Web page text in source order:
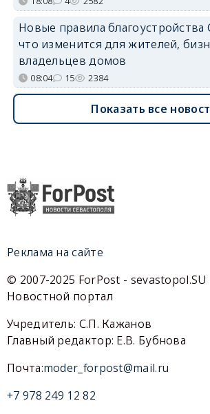
Новые правила благоустройства
что изменится для жителей,
владельцев домов
08:04 15 2384
Показать все
Реклама на сайте
© 2007-2025 ForPost - sevastopol.SU
Новостной портал
Учредитель: С.П. Кажанов
Главный редактор: Е.В. Бубнова
Почта:moder_forpost@mail.ru
+7 978 249 12 82